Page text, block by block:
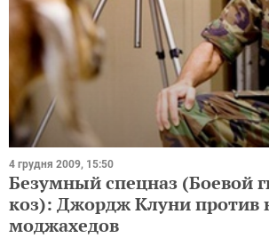
4 грудня 2009, 15:50
Безумный спецназ (Боевой
коз): Джордж Клуни против
моджахедов